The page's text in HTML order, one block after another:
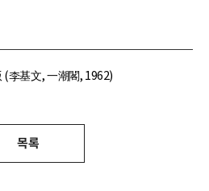
李基文, 一潮閣, 1962)
목록